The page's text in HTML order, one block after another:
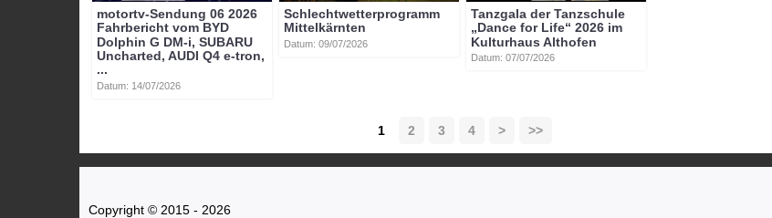
motortv-Sendung 06 2026
Fahrbericht vom BYD
Dolphin G DM-i, SUBARU
Uncharted, AUDI Q4 e-tron,
...
Datum: 14/07/2026
Schlechtwetterprogramm
Mittelkärnten
Datum: 09/07/2026
Tanzgala der Tanzschule
„Dance for Life“ 2026 im
Kulturhaus Althofen
Datum: 07/07/2026
1 2 3 4 > >>
Copyright © 2015 - 2026